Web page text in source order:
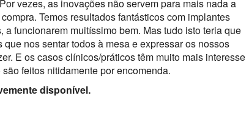
vezes, as inovações não servem para mais nada a
Temos resultados fantásticos com implantes
funcionarem muitíssimo bem. Mas tudo isto teria que
nos sentar todos à mesa e expressar os nossos
E os casos clínicos/práticos têm muito mais interesse
feitos nitidamente por encomenda.
disponível.